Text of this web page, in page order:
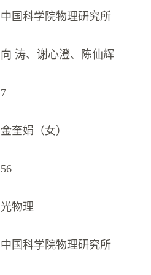
中国科学院物理研究所
向 涛、谢心澄、陈仙辉
7
金奎娟（女）
56
光物理
中国科学院物理研究所